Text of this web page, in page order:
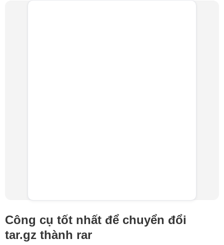
Công cụ tốt nhất để chuyển đổi
tar.gz thành rar